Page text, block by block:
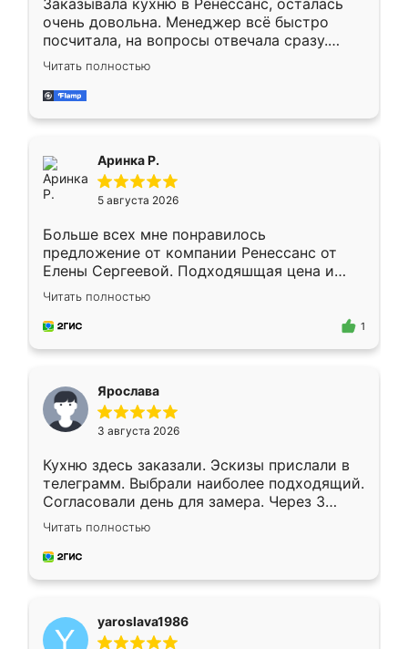
Заказывала кухню в Ренессанс, осталась
очень довольна. Менеджер всё быстро
посчитала, на вопросы отвечала сразу.
Замерщик приехал в субботу, подошёл к
делу со всей ответственностью. Собрали
за день, ребята работали аккуратно, даже
Читать полностью
Аринка Р.
5 августа 2026
Больше всех мне понравилось
предложение от компании Ренессанс от
Елены Сергеевой. Подходяшщая цена и
короткие сроки изготовления. Приехавший
для замера сотрудник Владислав
предложил по моему эскизу самый
Читать полностью
1
Ярослава
3 августа 2026
Кухню здесь заказали. Эскизы прислали в
телеграмм. Выбрали наиболее подходящий.
Согласовали день для замера. Через 3
недели кухня была уже готова. Остались
довольны работой. Спасибо Ренессанс
мебель за качественную работу!
Читать полностью
yaroslava1986